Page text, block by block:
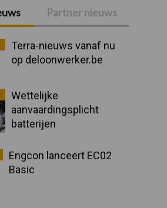
Partner nieuws
Terra-nieuws vanaf nu
op deloonwerker.be
Wettelijke
aanvaardingsplicht
batterijen
Engcon lanceert EC02
Basic